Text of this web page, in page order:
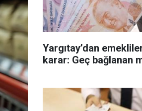
Yargıtay’dan
karar: Geç bağlanan